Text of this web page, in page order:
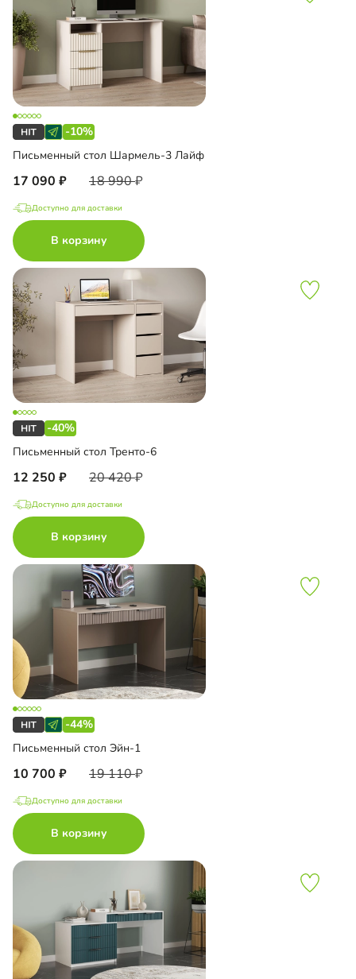
-10%
Письменный стол Шармель-3 Лайф
17 090 18 990
Доступно для доставки
В корзину
-40%
Письменный стол Тренто-6
12 250 20 420
Доступно для доставки
В корзину
-44%
Письменный стол Эйн-1
10 700 19 110
Доступно для доставки
В корзину